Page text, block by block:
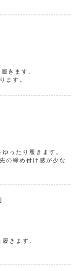
きます。
ます。
ったり履きます。
の締め付け感が少な
きます。